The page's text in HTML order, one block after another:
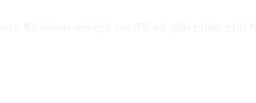
trên sẽ giúp bạn thành công trong việc